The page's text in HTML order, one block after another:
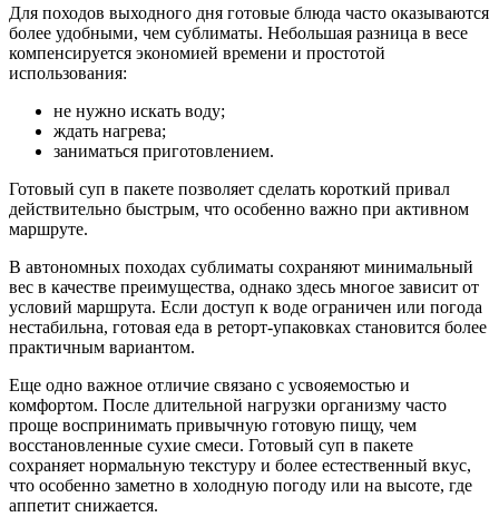
Для походов выходного дня готовые блюда часто оказываются
более удобными, чем сублиматы. Небольшая разница в весе
компенсируется экономией времени и простотой
использования:
не нужно искать воду;
ждать нагрева;
заниматься приготовлением.
Готовый суп в пакете позволяет сделать короткий привал
действительно быстрым, что особенно важно при активном
маршруте.
В автономных походах сублиматы сохраняют минимальный
вес в качестве преимущества, однако здесь многое зависит от
условий маршрута. Если доступ к воде ограничен или погода
нестабильна, готовая еда в реторт-упаковках становится более
практичным вариантом.
Еще одно важное отличие связано с усвояемостью и
комфортом. После длительной нагрузки организму часто
проще воспринимать привычную готовую пищу, чем
восстановленные сухие смеси. Готовый суп в пакете
сохраняет нормальную текстуру и более естественный вкус,
что особенно заметно в холодную погоду или на высоте, где
аппетит снижается.